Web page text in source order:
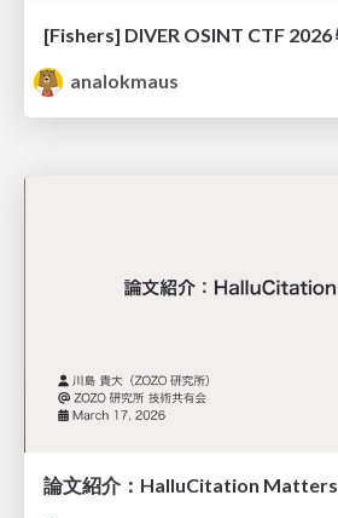
analokmaus
論文紹介：HalluCitation Matters